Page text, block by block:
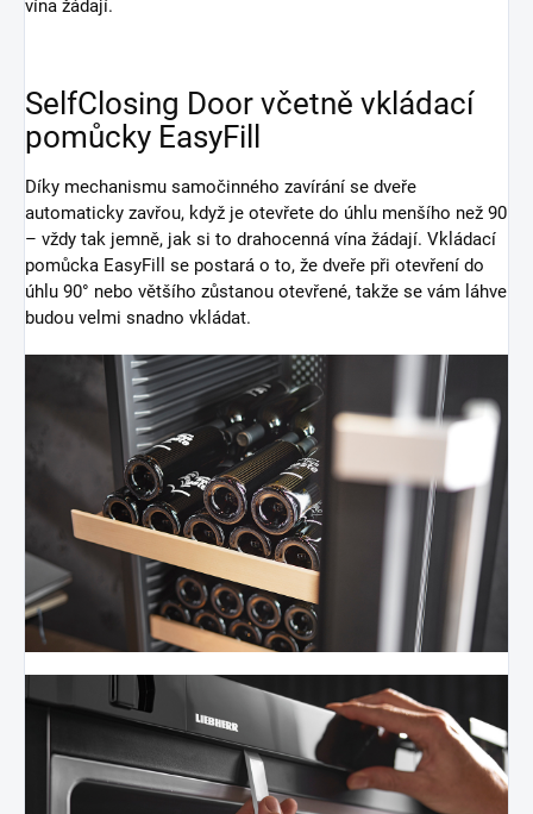
vína žádají.
SelfClosing Door včetně vkládací
pomůcky EasyFill
Díky mechanismu samočinného zavírání se dveře
automaticky zavřou, když je otevřete do úhlu menšího než 90
– vždy tak jemně, jak si to drahocenná vína žádají. Vkládací
pomůcka EasyFill se postará o to, že dveře při otevření do
úhlu 90° nebo většího zůstanou otevřené, takže se vám láhve
budou velmi snadno vkládat.